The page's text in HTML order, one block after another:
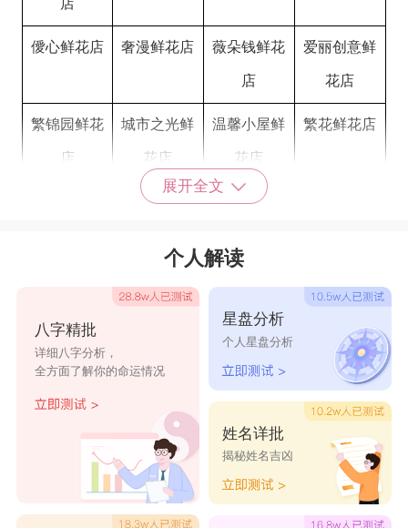
店
僾心鲜花店 奢漫鲜花店 薇朵钱鲜花
店
爱丽创意鲜
花店
繁锦园鲜花
店
城市之光鲜
花店
温馨小屋鲜
花店
繁花鲜花店
吸引人的鲜花店名字大全
黛兰 潮云
羽珊 梅宸 卉悦 盈古
欧芙 奕蝶 莺怡
伊流 园梦 承轩
君熙 清雅花店
展开全文
个人解读
八字精批
详细八字分析，
全方面了解你的命运情况
星盘分析
个人星盘分析
姓名详批
揭秘姓名吉凶